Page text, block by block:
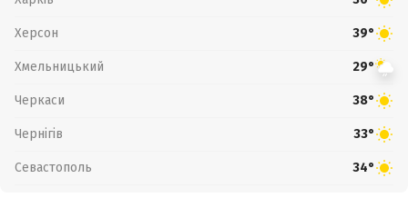
Херсон 39°
Хмельницький 29°
Черкаси 38°
Чернігів 33°
Севастополь 34°